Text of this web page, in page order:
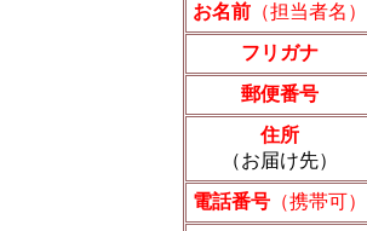
お名前 （担当者名）
フリガナ
郵便番号
住所
（お届け先）
電話番号 （携帯可）